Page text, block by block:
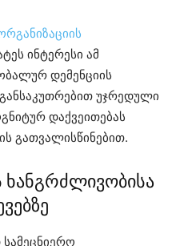
ინტერესი ამ
დემენციის
უჯრედული
დაქვეითებას
გათვალისწინებით.
ხანგრძლივობისა
სამეცნიერო